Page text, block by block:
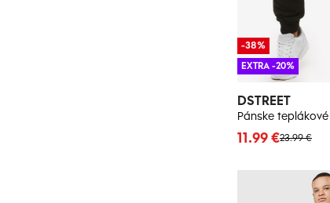
DSTREET
23.99 €
11.99 €
-38%
EXTRA -20%